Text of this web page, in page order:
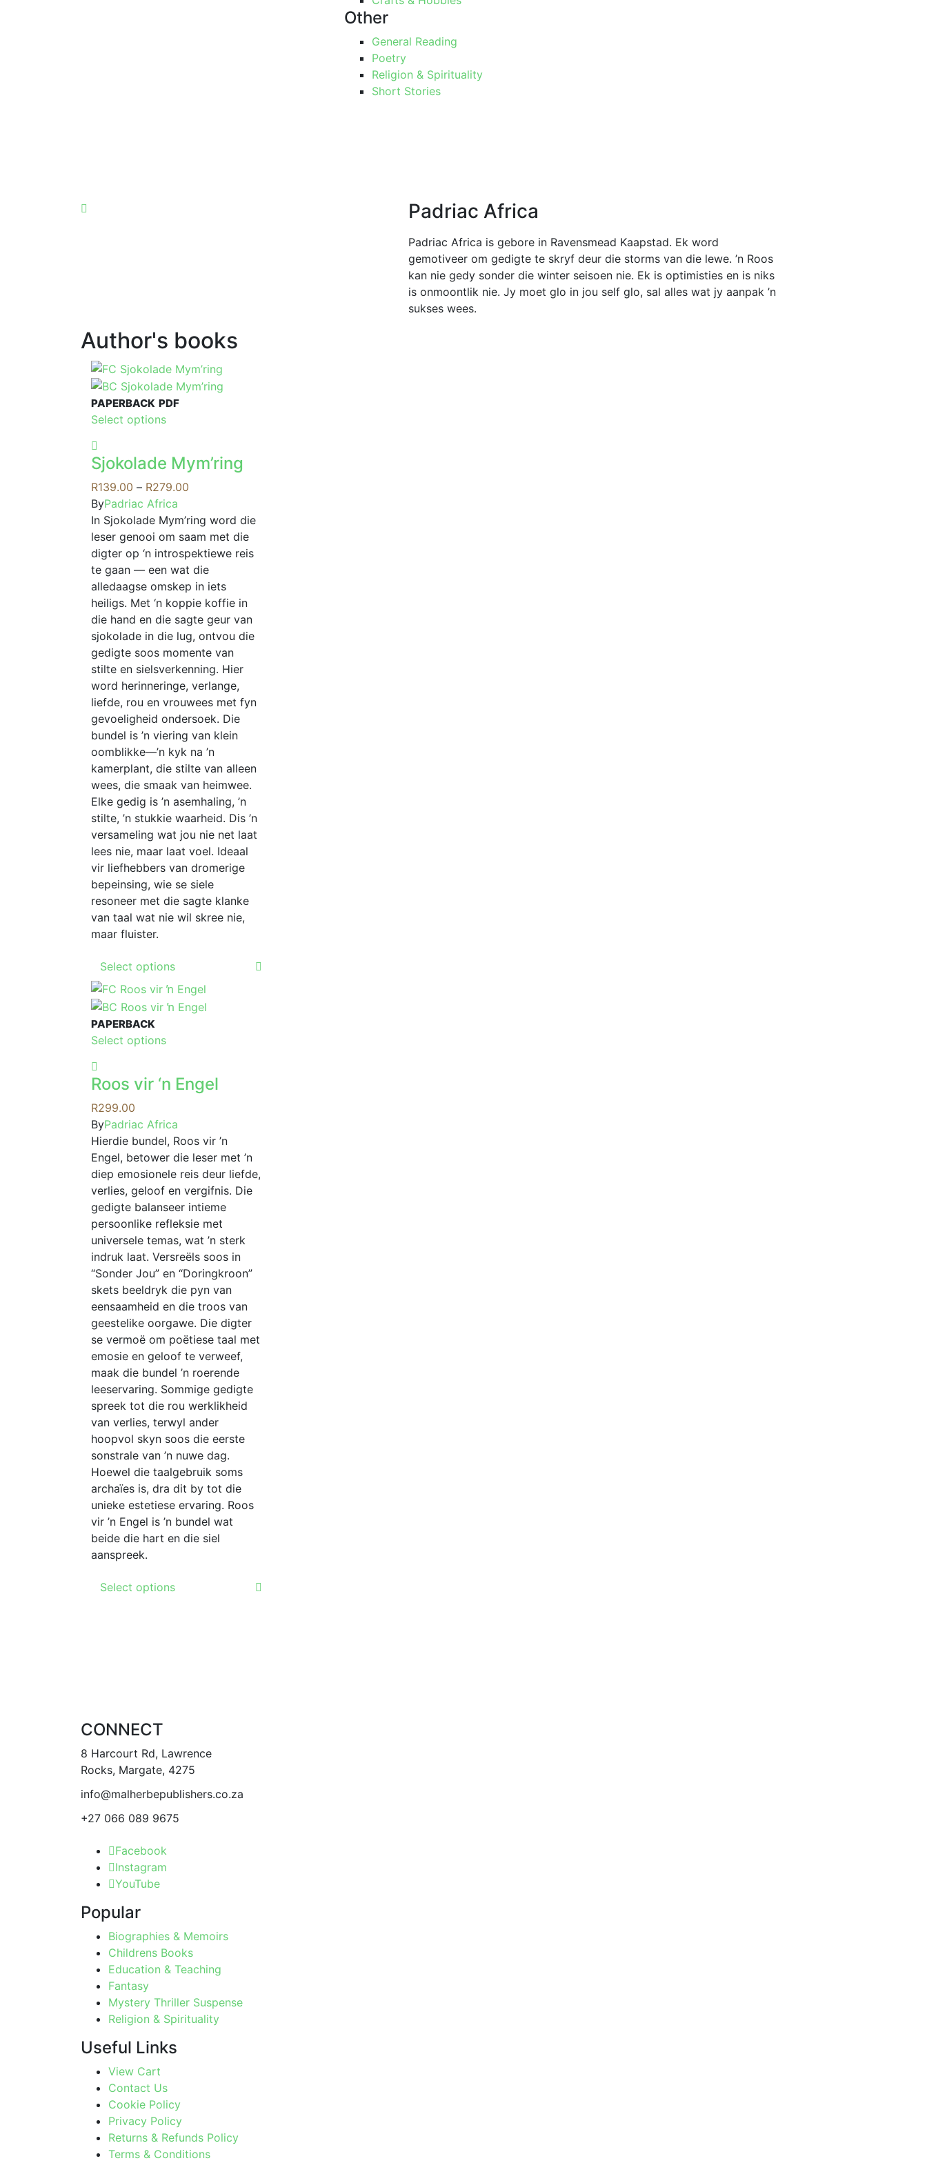
Other
General Reading
Poetry
Religion & Spirituality
Short Stories
Padriac Africa
Padriac Africa is gebore in Ravensmead Kaapstad. Ek word
gemotiveer om gedigte te skryf deur die storms van die lewe. ’n Roos
kan nie gedy sonder die winter seisoen nie. Ek is optimisties en is niks
is onmoontlik nie. Jy moet glo in jou self glo, sal alles wat jy aanpak ’n
sukses wees.
Author's books
PAPERBACK PDF
Select optionsThis
multiple
variants.
The
options
may
be
chosen
on
the
product
page
Sjokolade Mym’ring
R139.00 – R279.00
R139.00
through
R279.00
ByPadriac Africa
In Sjokolade Mym’ring word die
leser genooi om saam met die
digter op ‘n introspektiewe reis
te gaan — een wat die
alledaagse omskep in iets
heiligs. Met ‘n koppie koffie in
die hand en die sagte geur van
sjokolade in die lug, ontvou die
gedigte soos momente van
stilte en sielsverkenning. Hier
word herinneringe, verlange,
liefde, rou en vrouwees met fyn
gevoeligheid ondersoek. Die
bundel is ’n viering van klein
oomblikke—’n kyk na ’n
kamerplant, die stilte van alleen
wees, die smaak van heimwee.
Elke gedig is ’n asemhaling, ’n
stilte, ’n stukkie waarheid. Dis ’n
versameling wat jou nie net laat
lees nie, maar laat voel. Ideaal
vir liefhebbers van dromerige
bepeinsing, wie se siele
resoneer met die sagte klanke
van taal wat nie wil skree nie,
maar fluister.
Select options
has
multiple
may
be
the
product
page
PAPERBACK
Select optionsThis
multiple
The
options
may
be
chosen
on
the
product
page
Roos vir ‘n Engel
R299.00
ByPadriac Africa
Hierdie bundel, Roos vir ’n
Engel, betower die leser met ’n
diep emosionele reis deur liefde,
verlies, geloof en vergifnis. Die
gedigte balanseer intieme
persoonlike refleksie met
universele temas, wat ’n sterk
indruk laat. Versreëls soos in
“Sonder Jou” en “Doringkroon”
skets beeldryk die pyn van
eensaamheid en die troos van
geestelike oorgawe. Die digter
se vermoë om poëtiese taal met
emosie en geloof te verweef,
maak die bundel ’n roerende
leeservaring. Sommige gedigte
spreek tot die rou werklikheid
van verlies, terwyl ander
hoopvol skyn soos die eerste
sonstrale van ’n nuwe dag.
Hoewel die taalgebruik soms
archaïes is, dra dit by tot die
unieke estetiese ervaring. Roos
vir ’n Engel is ’n bundel wat
beide die hart en die siel
aanspreek.
Select options
the
page
CONNECT
8 Harcourt Rd, Lawrence
Rocks, Margate, 4275
info@malherbepublishers.co.za
+27 066 089 9675
Facebook
Instagram
YouTube
Popular
Biographies & Memoirs
Childrens Books
Education & Teaching
Fantasy
Mystery Thriller Suspense
Religion & Spirituality
Useful Links
View Cart
Contact Us
Cookie Policy
Privacy Policy
Returns & Refunds Policy
Terms & Conditions